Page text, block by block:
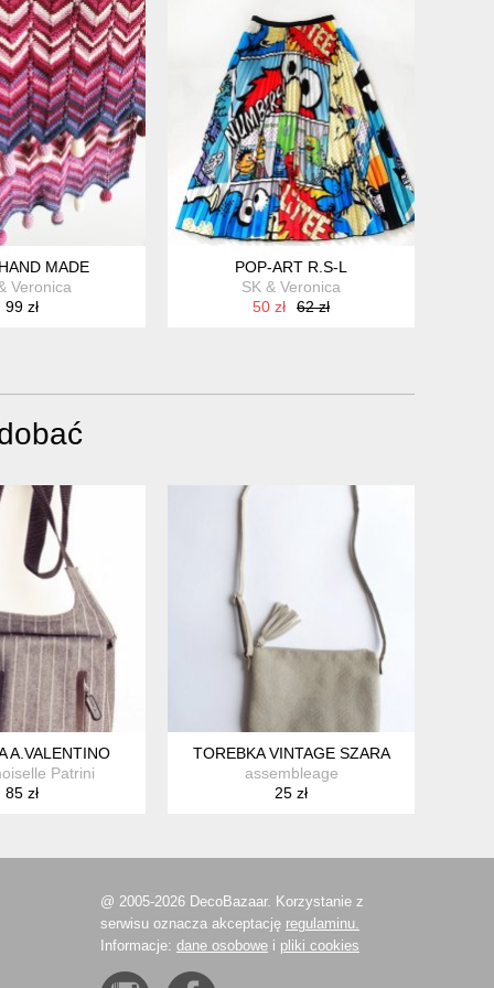
MADE
Veronica
99 zł
POP-ART R.S-L
SK & Veronica
50 zł
62 zł
A.VALENTINO
Patrini
85 zł
TOREBKA VINTAGE SZARA
assembleage
25 zł
@ 2005-2026 DecoBazaar. Korzystanie z
serwisu oznacza akceptację regulaminu.
Informacje: dane osobowe i pliki cookies